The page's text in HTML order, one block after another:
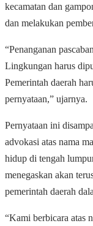
kecamatan dan
dan melakukan
“Penanganan
Lingkungan harus
Pemerintah daerah
pernyataan,” ujarnya.
Pernyataan ini
advokasi atas nama
hidup di tengah
menegaskan akan
pemerintah daerah
“Kami berbicara atas